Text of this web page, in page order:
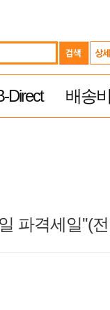
Direct 배송
파격세일''(